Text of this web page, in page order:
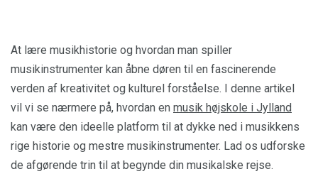
At lære musikhistorie og hvordan man spiller
musikinstrumenter kan åbne døren til en fascinerende
verden af kreativitet og kulturel forståelse. I denne artikel
vil vi se nærmere på, hvordan en musik højskole i Jylland
kan være den ideelle platform til at dykke ned i musikkens
rige historie og mestre musikinstrumenter. Lad os udforske
de afgørende trin til at begynde din musikalske rejse.